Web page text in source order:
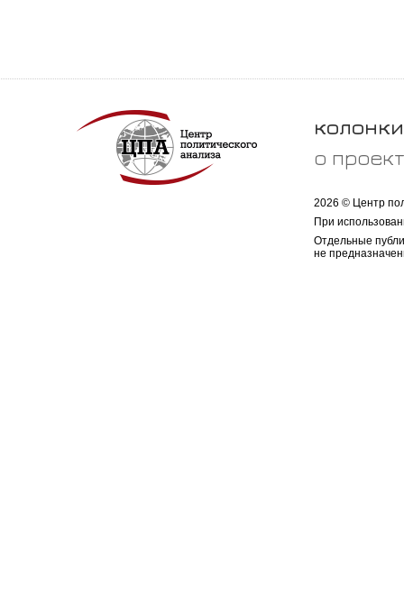
колонки
о
2026 © Центр
При
Отдельные
не